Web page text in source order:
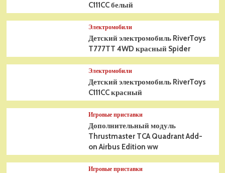
C111CC белый
Электромобили
Детский электромобиль RiverToys
T777TT 4WD красный Spider
Электромобили
Детский электромобиль RiverToys
C111CC красный
Игровые приставки
Дополнительный модуль
Thrustmaster TCA Quadrant Add-
on Airbus Edition ww
Игровые приставки